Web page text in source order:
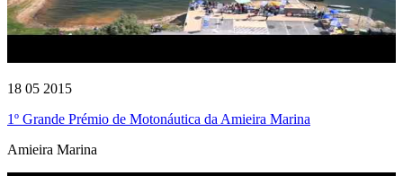
18 05 2015
1º Grande Prémio de Motonáutica da Amieira Marina
Amieira Marina